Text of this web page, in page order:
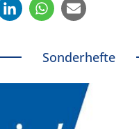
Sonderhefte